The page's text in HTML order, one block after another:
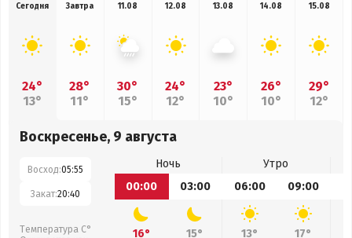
Сегодня
24°
13°
Завтра
28°
11°
11.08
30°
15°
12.08
24°
12°
13.08
23°
10°
14.08
26°
10°
15.08
29°
12°
Воскресенье, 9 августа
Восход:05:55
Закат:20:40
Температура С°
Ночь
Утро
00:00
03:00 06:00 09:00
16° 15° 13° 17°